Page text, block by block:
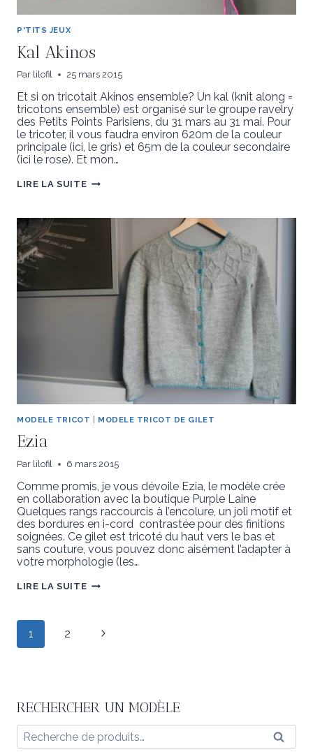
P'TITS JEUX
Kal Akinos
Par lilofil 25 mars 2015
Et si on tricotait Akinos ensemble? Un kal (knit along =
tricotons ensemble) est organisé sur le groupe ravelry
des Petits Points Parisiens, du 31 mars au 31 mai. Pour
le tricoter, il vous faudra environ 620m de la couleur
principale (ici, le gris) et 65m de la couleur secondaire
(ici le rose). Et mon…
LIRE LA SUITEKAL
MODELE TRICOT MODELE TRICOT DE GILET
Ezia
Par lilofil 6 mars 2015
Comme promis, je vous dévoile Ezia, le modèle crée
en collaboration avec la boutique Purple Laine
Quelques rangs raccourcis à l’encolure, un joli motif et
des bordures en i-cord contrastée pour des finitions
soignées. Ce gilet est tricoté du haut vers le bas et
sans couture, vous pouvez donc aisément l’adapter à
votre morphologie (les…
LIRE LA SUITEEZIA
Navigation
de
1 2
Page
RECHERCHER UN MODÈLE
Recherche
pour :